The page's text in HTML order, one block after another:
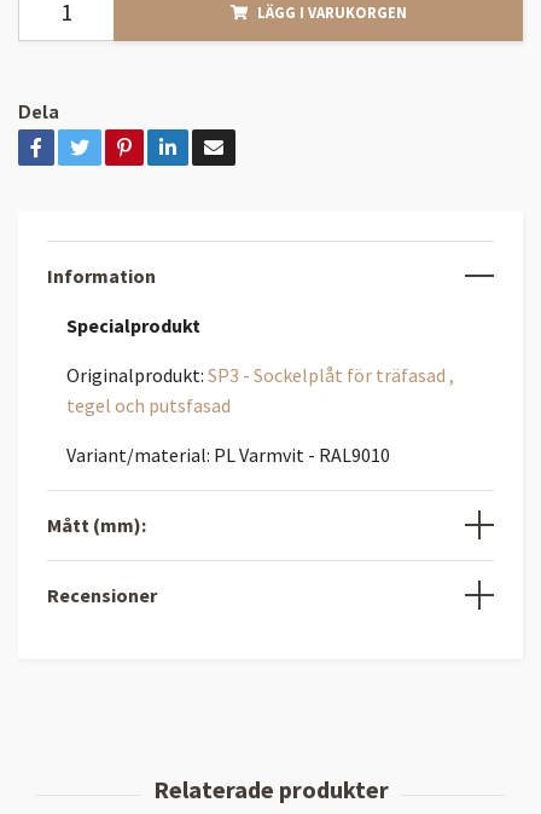
LÄGG I VARUKORGEN
Dela
Information
Specialprodukt
Originalprodukt: SP3 - Sockelplåt för träfasad ,
tegel och putsfasad
Variant/material: PL Varmvit - RAL9010
Mått (mm):
Recensioner